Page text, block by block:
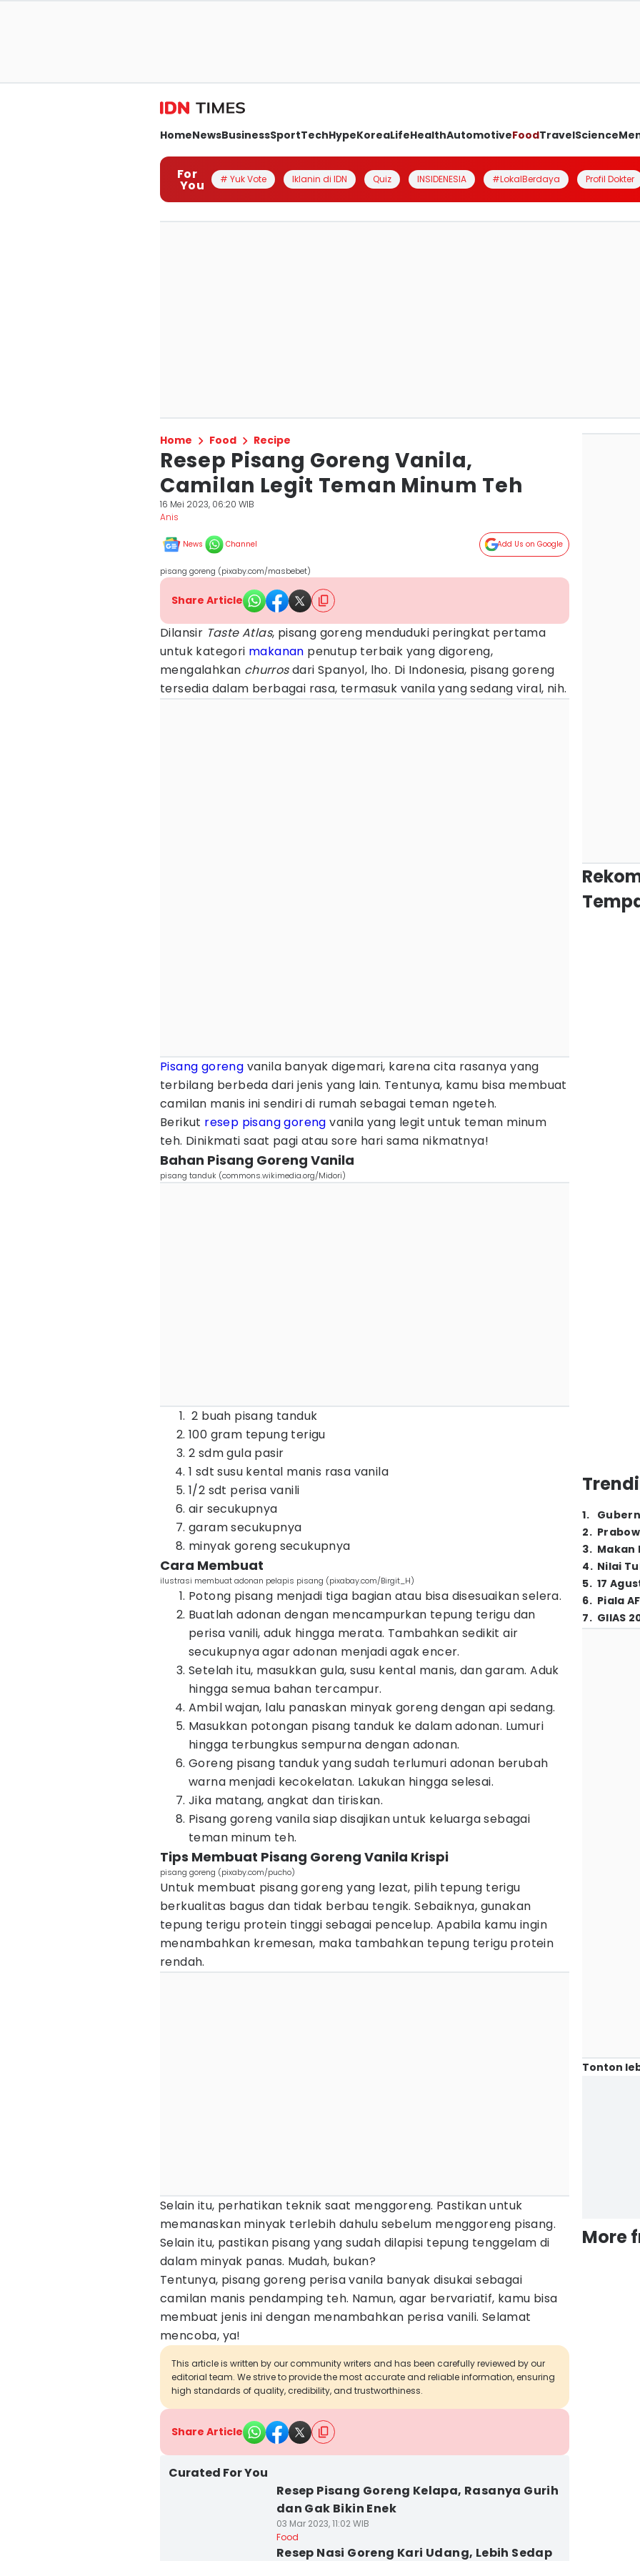
HomeNewsBusinessSportTechHypeKoreaLifeHealthAutomotiveFoodTravelScience
For
You # Yuk Vote Iklanin di IDN Quiz INSIDENESIA #LokalBerdaya Profil Dokter
Home Food Recipe
Resep Pisang Goreng Vanila,
Camilan Legit Teman Minum Teh
16 Mei 2023, 06:20 WIB
Anis
News Channel Add Us on Google
pisang goreng (pixaby.com/masbebet)
Share Article
Dilansir Taste Atlas, pisang goreng menduduki peringkat pertama
untuk kategori makanan penutup terbaik yang digoreng,
mengalahkan churrosdari Spanyol, lho. Di Indonesia, pisang goreng
tersedia dalam berbagai rasa, termasuk vanila yang sedang viral, nih.
Pisang goreng vanila banyak digemari, karena cita rasanya yang
terbilang berbeda dari jenis yang lain. Tentunya, kamu bisa membuat
camilan manis ini sendiri di rumah sebagai teman ngeteh.
Berikut resep pisang goreng vanila yang legit untuk teman minum
teh. Dinikmati saat pagi atau sore hari sama nikmatnya!
Bahan Pisang Goreng Vanila
pisang tanduk (commons.wikimedia.org/Midori)
2 buah pisang tanduk
100 gram tepung terigu
2 sdm gula pasir
1 sdt susu kental manis rasa vanila
1/2 sdt perisa vanili
air secukupnya
garam secukupnya
minyak goreng secukupnya
Cara Membuat
ilustrasi membuat adonan pelapis pisang (pixabay.com/Birgit_H)
Potong pisang menjadi tiga bagian atau bisa disesuaikan selera.
Buatlah adonan dengan mencampurkan tepung terigu dan
perisa vanili, aduk hingga merata. Tambahkan sedikit air
secukupnya agar adonan menjadi agak encer.
Setelah itu, masukkan gula, susu kental manis, dan garam. Aduk
hingga semua bahan tercampur.
Ambil wajan, lalu panaskan minyak goreng dengan api sedang.
Masukkan potongan pisang tanduk ke dalam adonan. Lumuri
hingga terbungkus sempurna dengan adonan.
Goreng pisang tanduk yang sudah terlumuri adonan berubah
warna menjadi kecokelatan. Lakukan hingga selesai.
Jika matang, angkat dan tiriskan.
Pisang goreng vanila siap disajikan untuk keluarga sebagai
teman minum teh.
Tips Membuat Pisang Goreng Vanila Krispi
pisang goreng (pixaby.com/pucho)
Untuk membuat pisang goreng yang lezat, pilih tepung terigu
berkualitas bagus dan tidak berbau tengik. Sebaiknya, gunakan
tepung terigu protein tinggi sebagai pencelup. Apabila kamu ingin
menambahkan kremesan, maka tambahkan tepung terigu protein
rendah.
Selain itu, perhatikan teknik saat menggoreng. Pastikan untuk
memanaskan minyak terlebih dahulu sebelum menggoreng pisang.
Selain itu, pastikan pisang yang sudah dilapisi tepung tenggelam di
dalam minyak panas. Mudah, bukan?
Tentunya, pisang goreng perisa vanila banyak disukai sebagai
camilan manis pendamping teh. Namun, agar bervariatif, kamu bisa
membuat jenis ini dengan menambahkan perisa vanili. Selamat
mencoba, ya!
This article is written by our community writers and has been carefully reviewed by our
editorial team. We strive to provide the most accurate and reliable information, ensuring
high standards of quality, credibility, and trustworthiness.
Share Article
Curated For You
Resep Pisang Goreng Kelapa, Rasanya Gurih
dan Gak Bikin Enek
03 Mar 2023, 11:02 WIB
Food
Resep Nasi Goreng Kari Udang, Lebih Sedap
1.
2.
3. Makan
4. Nilai
5. 17
6. Piala
7. GIIAS
Tonton
More